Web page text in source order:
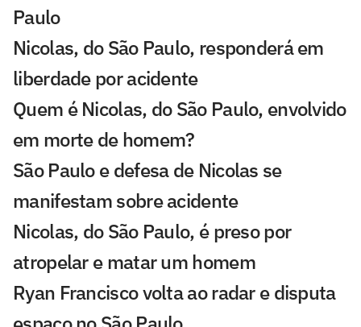
Paulo
Nicolas, do São Paulo, responderá em
liberdade por acidente
Quem é Nicolas, do São Paulo, envolvido
em morte de homem?
São Paulo e defesa de Nicolas se
manifestam sobre acidente
Nicolas, do São Paulo, é preso por
atropelar e matar um homem
Ryan Francisco volta ao radar e disputa